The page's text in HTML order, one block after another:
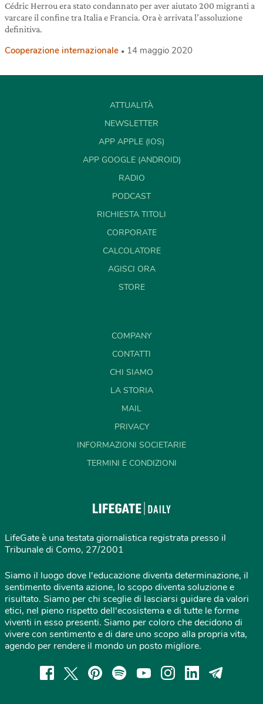
Cédric Herrou era stato condannato per aver aiutato 200 migranti a
varcare il confine tra Italia e Francia. Ora è arrivata l’assoluzione
definitiva.
Cooperazione internazionale 14 maggio 2020
ATTUALITÀ
NEWSLETTER
APP APPLE (IOS)
APP GOOGLE (ANDROID)
RADIO
PODCAST
RICHIESTA TITOLI
CORPORATE
CALCOLATORE
AGISCI ORA
STORE
COMPANY
CONTATTI
CHI SIAMO
LA STORIA
MAIL
PRIVACY
INFORMAZIONI SOCIETARIE
TERMINI E CONDIZIONI
LifeGate è una testata giornalistica registrata presso il
Tribunale di Como, 27/2001
Siamo il luogo dove l'educazione diventa determinazione, il
sentimento diventa azione, lo scopo diventa soluzione e
risultato. Siamo per chi sceglie di lasciarsi guidare da valori
etici, nel pieno rispetto dell'ecosistema e di tutte le forme
viventi in esso presenti. Siamo per coloro che decidono di
vivere con sentimento e di dare uno scopo alla propria vita,
agendo per rendere il mondo un posto migliore.